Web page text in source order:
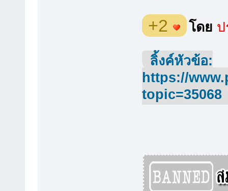
+2 โดย ป
ลิ้งค์หัวข้อ:
https://
topic=35068